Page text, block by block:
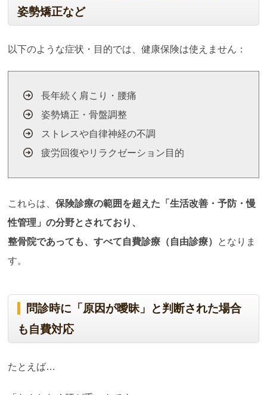
姿勢矯正など
以下のような症状・目的では、健康保険は使えません：
長年続く肩こり・腰痛
姿勢矯正・骨盤調整
ストレスや自律神経の不調
疲労回復やリラクゼーション目的
これらは、保険診療の範囲を超えた「生活改善・予防・慢
性管理」の分野とされており、
整骨院であっても、すべて自費診療（自由診療） となりま
す。
問診時に「原因が曖昧」と判断された場合
も自費対応
たとえば…